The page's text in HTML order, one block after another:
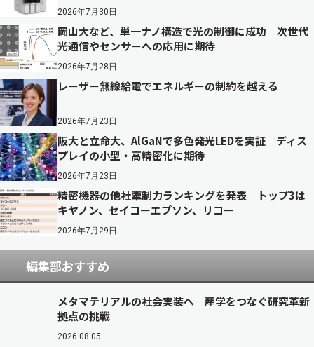
2026年7月30日
岡山大など、単一ナノ構造で光の制御に成功 次世代
光通信やセンサーへの応用に期待
2026年7月28日
レーザー無線給電でエネルギーの制約を越える
2026年7月23日
阪大と立命大、AlGaNで多色発光LEDを実証 ディス
プレイの小型・高精密化に期待
2026年7月23日
精密機器の他社牽制力ランキングを発表 トップ3は
キヤノン、セイコーエプソン、リコー
2026年7月29日
編集部おすすめ
メタマテリアルの社会実装へ 産学をつなぐ研究革新
拠点の挑戦
2026.08.05